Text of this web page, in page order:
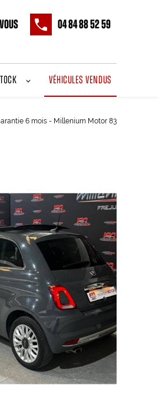
04 84 88 52 59
Véhicules vendus
6 mois - Millenium Motor 83